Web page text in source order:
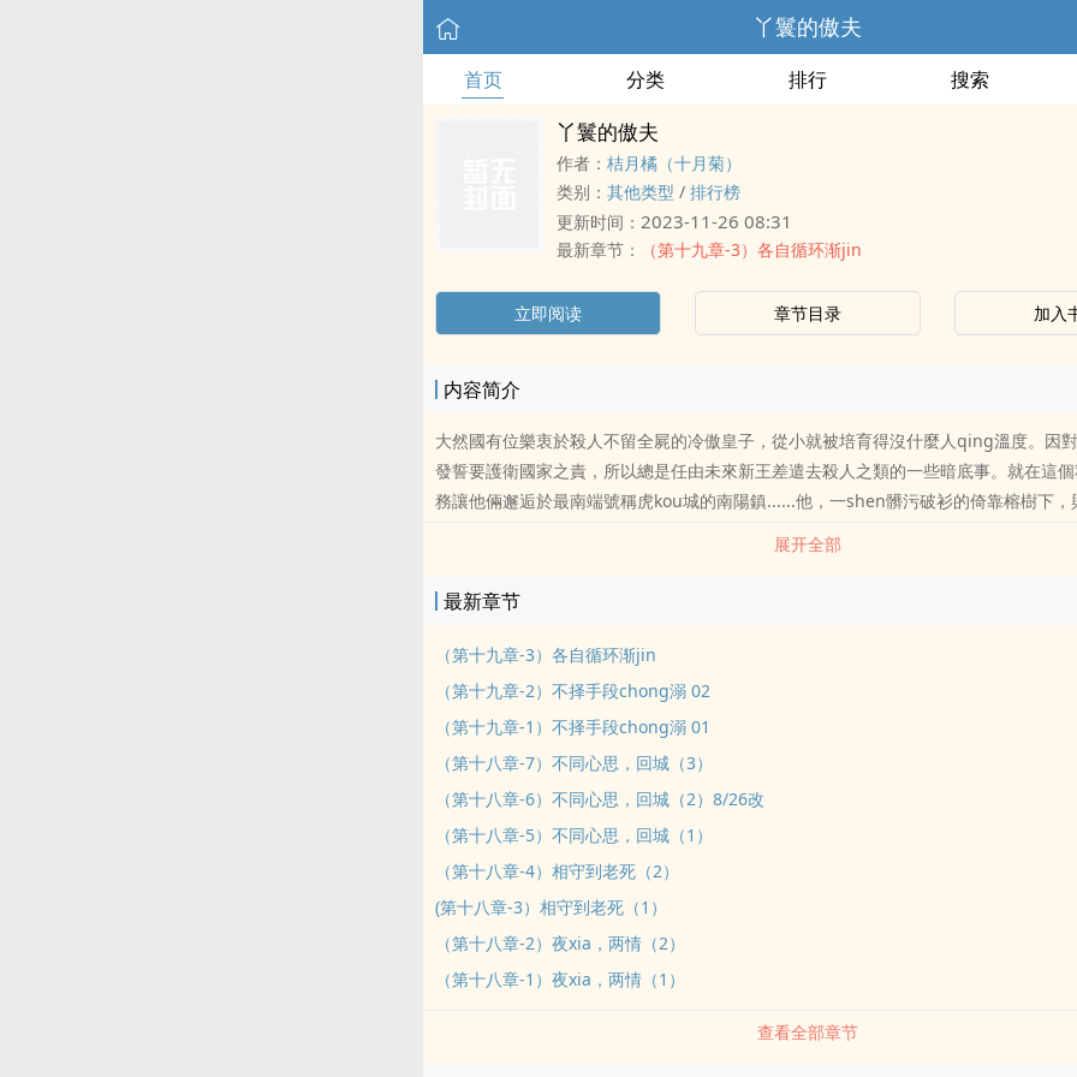
丫鬟的傲夫
首页 分类 排行 搜索
丫鬟的傲夫
作者： 桔月橘（十月菊）
类别： 其他类型 / 排行榜
更新时间： 2023-11-26 08:31
最新章节： （第十九章-3）各自循环渐jin
立即阅读 章节目录 加入
内容简介
大然國有位樂衷於殺人不留全屍的冷傲皇子，從小就被培育得沒什麼人qing溫度。因
發誓要護衛國家之責，所以總是任由未來新王差遣去殺人之類的一些暗底事。就在這
務讓他倆邂逅於最南端號稱虎kou城的南陽鎮......他，一shen髒污破衫的倚靠榕樹下，
息xi引了她靠近單純的好心總被他無視而過，她不氣餒甚至樂在其中......因耳聰造成意
她呵護溫柔只是，那晚血腥屠殺後，她平靜的生活因他而顛覆而且自己還被他兄長視為
致自己始終被包藏無法見ri天光即使難受卻離不開那男人的柔qing，那唯獨只屬自己的
nong人，他與公主成親之ri卻是驟變，他竟然在那一ri.......死了。一年後的陰陽兩隔，
產下孩子，一名病弱男子出現在東天府當賓上客此男子生xing癖潔，東天府一gan侍女
模樣卻讓她不敢置信，他，竟然還活著？！望著激烈嗽咳而難受的臉龐，不如以往的活
榻，即使能下床走動卻也無法走遠。而他會這般模樣的原因竟是為了她......??●●●男主
qing到底xing格，為了大然國可置之度外超多事，??????但前提他要的必須給他，不然
（請參考後段章的受害人XD）女主角〈雪染〉：老梗灰姑娘路線NO.1，貴人邞?摵芎貌
但其實是半吉半凶。?躲過滅門倖存，但離幸福還是有阻礙。/p??★★★作者說：這文是
後搬到這裡來後就又一直默默在寫，無數的承諾追這部文的讀者說會寫完，但一直shi言
阿！！（下跪無數次就在此時此刻，我寫完了阿～～（好值得紀念喔！雖然還是沒寫得
我還是很開心，明年自己zuo一本來紀念一下！/p12/31號開始首放囉！！！發文天數不
展开全部
最新章节
（第十九章-3）各自循环渐jin
（第十九章-2）不择手段chong溺 02
（第十九章-1）不择手段chong溺 01
（第十八章-7）不同心思，回城（3）
（第十八章-6）不同心思，回城（2）8/26改
（第十八章-5）不同心思，回城（1）
（第十八章-4）相守到老死（2）
(第十八章-3）相守到老死（1）
（第十八章-2）夜xia，两情（2）
（第十八章-1）夜xia，两情（1）
查看全部章节